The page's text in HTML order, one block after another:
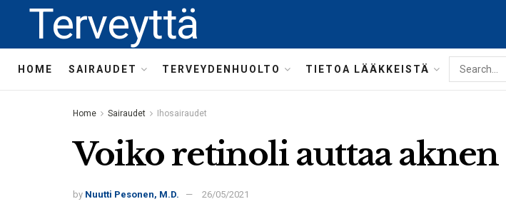
Terveyttä
HOME SAIRAUDET TERVEYDENHUOLTO TIETOA LÄÄKKEISTÄ
Home Sairaudet Ihosairaudet
Voiko retinoli auttaa aknen
by Nuutti Pesonen, M.D. 26/05/2021